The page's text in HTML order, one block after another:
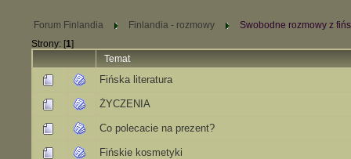
Forum Finlandia Finlandia - rozmowy Swobodne rozmowy z
Strony: [1]
Temat
Fińska literatura
ŻYCZENIA
Co polecacie na prezent?
Fińskie kosmetyki